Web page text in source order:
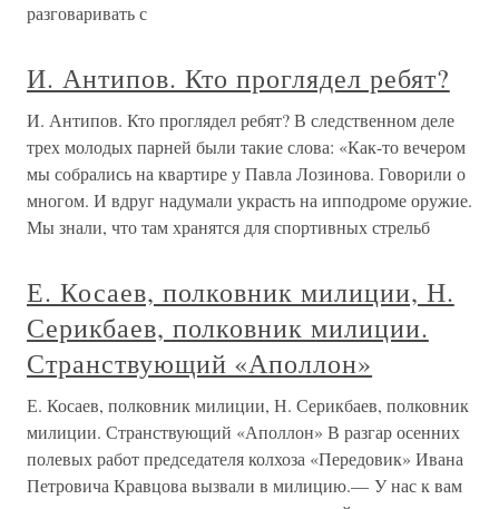
разговаривать с
И. Антипов. Кто проглядел ребят?
И. Антипов. Кто проглядел ребят? В следственном деле
трех молодых парней были такие слова: «Как-то вечером
мы собрались на квартире у Павла Лозинова. Говорили о
многом. И вдруг надумали украсть на ипподроме оружие.
Мы знали, что там хранятся для спортивных стрельб
Е. Косаев, полковник милиции, Н.
Серикбаев, полковник милиции.
Странствующий «Аполлон»
Е. Косаев, полковник милиции, Н. Серикбаев, полковник
милиции. Странствующий «Аполлон» В разгар осенних
полевых работ председателя колхоза «Передовик» Ивана
Петровича Кравцова вызвали в милицию.— У нас к вам